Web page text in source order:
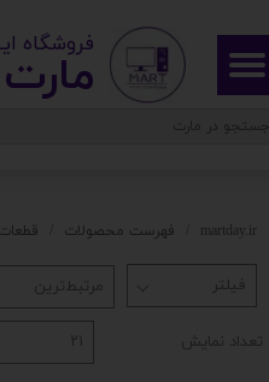
حساب کاربری من
تغییر گذر واژه
خروج از حساب کاربری
​فروشگاه
martday.ir فهرست محصولات
قابلیت نصب کارت
پشتیبانی از DVD-ROM
ضخامت ورق
تعداد پورت USB 2
مرتبط‌ترین
تعداد نمایش ۲۱